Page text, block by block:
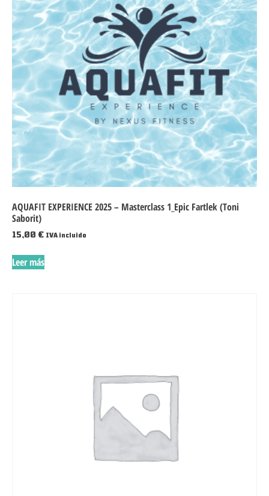
AQUAFIT EXPERIENCE 2025 – Masterclass 1_Epic Fartlek (Toni
Saborit)
15,00 € IVA incluido
Leer más